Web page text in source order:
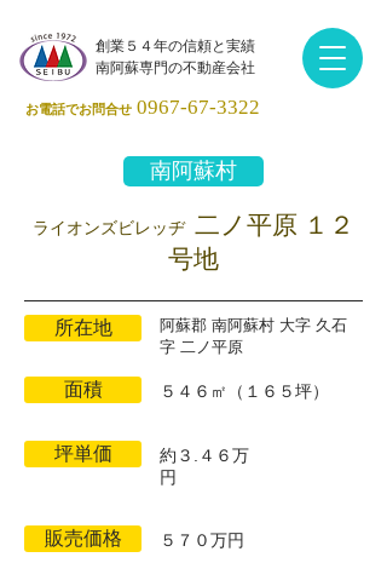
創業５４年の信頼と実績
南阿蘇専門の不動産会社
お電話でお問合せ 0967-67-3322
南阿蘇村
ライオンズビレッヂ ​二ノ平原 １２
号地
所在地
阿蘇郡 南阿蘇村 大字 久石
字 二ノ平原
面積 ５４６㎡（１６５坪）
坪単価
約３.４６万
円
販売価格 ５７０万円